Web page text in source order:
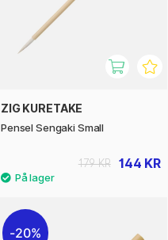
ZIG KURETAKE
Pensel Sengaki Small
144 KR
179 KR
20%